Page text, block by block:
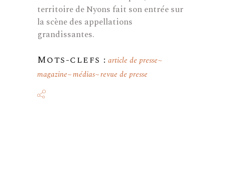
territoire de Nyons fait son entrée sur
la scène des appellations
grandissantes.
Mots-clefs : article de presse
magazine médias revue de presse